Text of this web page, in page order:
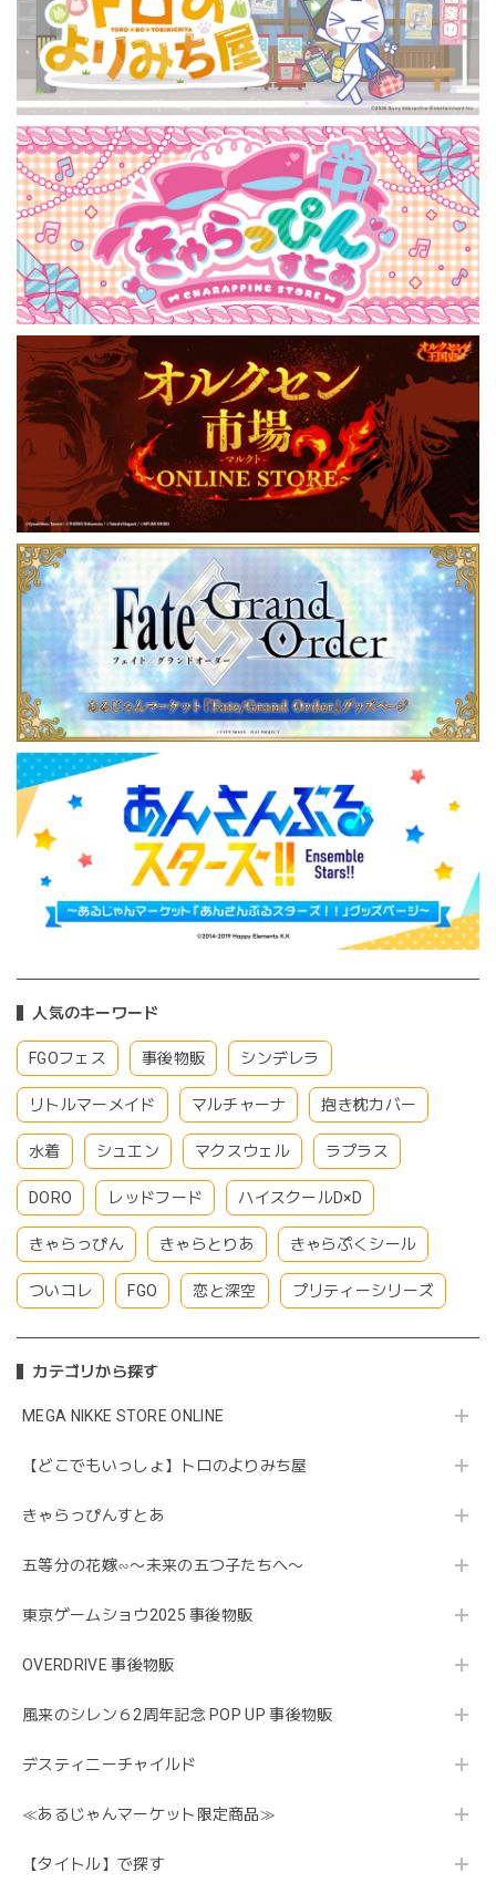
人気のキーワード
FGOフェス 事後物販 シンデレラ
リトルマーメイド マルチャーナ 抱き枕カバー
水着 シュエン マクスウェル ラプラス
DORO レッドフード ハイスクールD×D
きゃらっぴん きゃらとりあ きゃらぷくシール
ついコレ FGO 恋と深空 プリティーシリーズ
カテゴリから探す
MEGA NIKKE STORE ONLINE
【どこでもいっしょ】トロのよりみち屋
きゃらっぴんすとあ
五等分の花嫁∽〜未来の五つ子たちへ〜
東京ゲームショウ2025 事後物販
OVERDRIVE 事後物販
風来のシレン６2周年記念 POP UP 事後物販
デスティニーチャイルド
≪あるじゃんマーケット限定商品≫
【タイトル】で探す